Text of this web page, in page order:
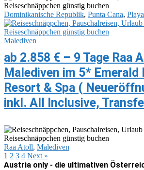
Dominikanische Republik, Punta Cana,
Malediven
ab 2.858 € – 9 Tage Raa
Malediven im 5* Emerald
Resort & Spa (
inkl. All Inclusive,
Raa Atoll, Malediven
1 2 3 4 Next »
Austria only - die ultimativen